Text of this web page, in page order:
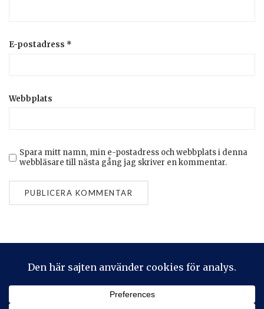
E-postadress *
Webbplats
Spara mitt namn, min e-postadress och webbplats i denna
webbläsare till nästa gång jag skriver en kommentar.
Privacy & Cookies: This site uses cookies. By continuing to use
this website, you agree to their use.
To find out more, including how to control cookies, see here: